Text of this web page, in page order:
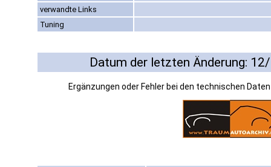
verwandte Links
Tuning
Datum der letzten Änderung:
Ergänzungen oder Fehler bei den technischen